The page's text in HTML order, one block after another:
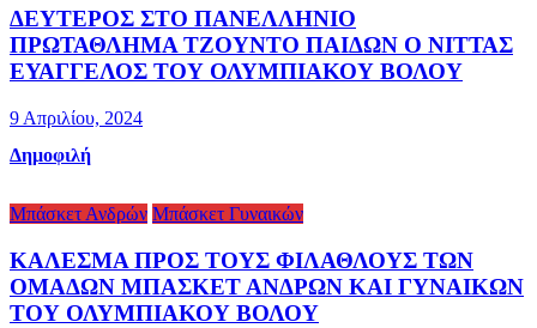
ΔΕΥΤΕΡΟΣ ΣΤΟ ΠΑΝΕΛΛΗΝΙΟ
ΠΡΩΤΑΘΛΗΜΑ ΤΖΟΥΝΤΟ ΠΑΙΔΩΝ Ο ΝΙΤΤΑΣ
ΕΥΑΓΓΕΛΟΣ ΤΟΥ ΟΛΥΜΠΙΑΚΟΥ ΒΟΛΟΥ
9 Απριλίου, 2024
Δημοφιλή
Μπάσκετ Ανδρών Μπάσκετ Γυναικών
ΚΑΛΕΣΜΑ ΠΡΟΣ ΤΟΥΣ ΦΙΛΑΘΛΟΥΣ ΤΩΝ
ΟΜΑΔΩΝ ΜΠΑΣΚΕΤ ΑΝΔΡΩΝ ΚΑΙ ΓΥΝΑΙΚΩΝ
ΤΟΥ ΟΛΥΜΠΙΑΚΟΥ ΒΟΛΟΥ